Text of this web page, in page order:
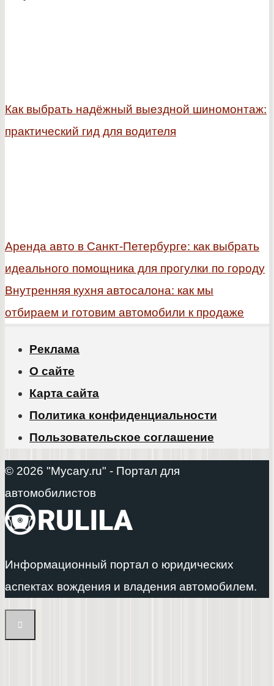
Как выбрать надёжный выездной шиномонтаж:
практический гид для водителя
Аренда авто в Санкт-Петербурге: как выбрать
идеального помощника для прогулки по городу
Внутренняя кухня автосалона: как мы
отбираем и готовим автомобили к продаже
Реклама
О сайте
Карта сайта
Политика конфиденциальности
Пользовательское соглашение
© 2026 "Mycary.ru" - Портал для
автомобилистов
Информационный портал о юридических
аспектах вождения и владения автомобилем.